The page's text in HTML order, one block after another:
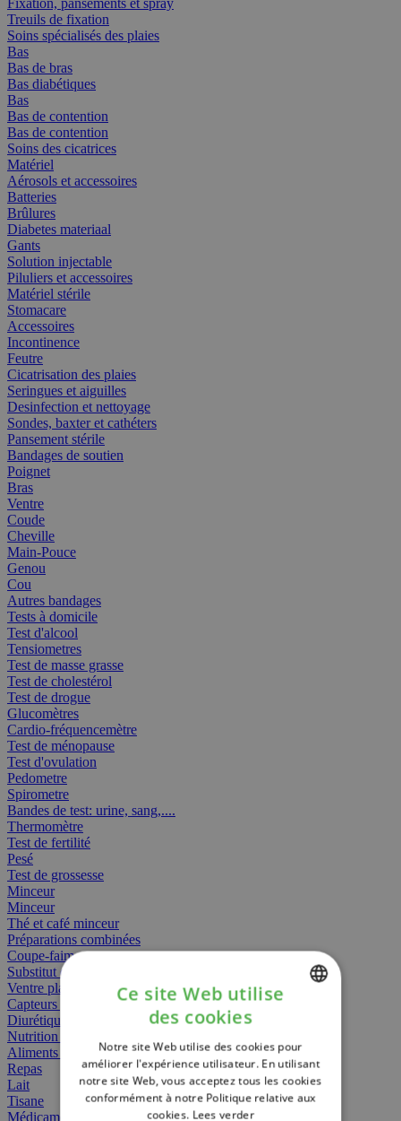
Fixation, pansements et spray
Treuils de fixation
Soins spécialisés des plaies
Bas
Bas de bras
Bas diabétiques
Bas
Bas de contention
Bas de contention
Soins des cicatrices
Matériel
Aérosols et accessoires
Batteries
Brûlures
Diabetes materiaal
Gants
Solution injectable
Piluliers et accessoires
Matériel stérile
Stomacare
Accessoires
Incontinence
Feutre
Cicatrisation des plaies
Seringues et aiguilles
Desinfection et nettoyage
Sondes, baxter et cathéters
Pansement stérile
Bandages de soutien
Poignet
Bras
Ventre
Coude
Cheville
Main-Pouce
Genou
Cou
Autres bandages
Tests à domicile
Test d'alcool
Tensiometres
Test de masse grasse
Test de cholestérol
Test de drogue
Glucomètres
Cardio-fréquencemètre
Test de ménopause
Test d'ovulation
Pedometre
Spirometre
Bandes de test: urine, sang,....
Thermomètre
Test de fertilité
Pesé
Test de grossesse
Minceur
Minceur
Thé et café minceur
Préparations combinées
Coupe-faim
Substitut de repas
Ventre plat
Capteurs gras
Diurétiques
Nutrition spécifique
Aliments Bébé
Repas
Lait
Tisane
Médicament
FRENCH
ENGLISH
Ce site Web utilise
des cookies
Notre site Web utilise des cookies pour
améliorer l'expérience utilisateur. En utilisant
notre site Web, vous acceptez tous les cookies
conformément à notre Politique relative aux
cookies. Lees verder